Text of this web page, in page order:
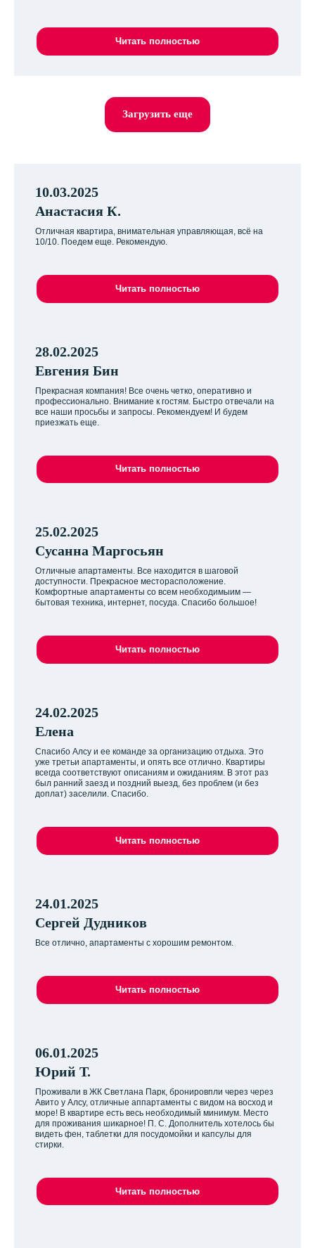
Читать полностью
Загрузить еще
10.03.2025
Анастасия К.
Отличная квартира, внимательная управляющая, всё на
10/10. Поедем еще. Рекомендую.
Читать полностью
28.02.2025
Евгения Бин
Прекрасная компания! Все очень четко, оперативно и
профессионально. Внимание к гостям. Быстро отвечали на
все наши просьбы и запросы. Рекомендуем! И будем
приезжать еще.
Читать полностью
25.02.2025
Сусанна Маргосьян
Отличные апартаменты. Все находится в шаговой
доступности. Прекрасное месторасположение.
Комфортные апартаменты со всем необходимыим —
бытовая техника, интернет, посуда. Спасибо большое!
Читать полностью
24.02.2025
Елена
Спасибо Алсу и ее команде за организацию отдыха. Это
уже третьи апартаменты, и опять все отлично. Квартиры
всегда соответствуют описаниям и ожиданиям. В этот раз
был ранний заезд и поздний выезд, без проблем (и без
доплат) заселили. Спасибо.
Читать полностью
24.01.2025
Сергей Дудников
Все отлично, апартаменты с хорошим ремонтом.
Читать полностью
06.01.2025
Юрий Т.
Проживали в ЖК Светлана Парк, бронировпли через через
Авито у Алсу, отличные аппартаменты с видом на восход и
море! В квартире есть весь необходимый минимум. Место
для проживания шикарное! П. С. Дополнитель хотелось бы
видеть фен, таблетки для посудомойки и капсулы для
стирки.
Читать полностью